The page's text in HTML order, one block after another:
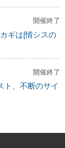
開催終了
ギは[情シスの
開催終了
ト、不断のサイ